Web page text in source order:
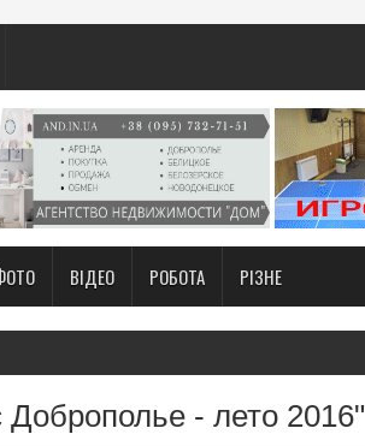
ВІДЕО РОБОТА РІЗНЕ
Доброполье - лето 2016"